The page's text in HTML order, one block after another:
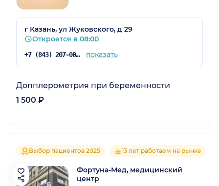
г Казань, ул Жуковского, д 29
Откроется в 08:00
+7 (843) 207-00-08 показать
Допплерометрия при беременности
1 500 ₽
Выбор пациентов 2025 13 лет работаем на рынке
Фортуна-Мед, медицинский
центр